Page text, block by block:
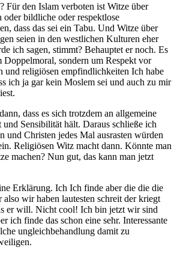
Für den Islam verboten ist Witze über
oder bildliche oder respektlose
dass das sei ein Tabu. Und Witze über
seien in den westlichen Kulturen eher
ich sagen, stimmt? Behauptet er noch. Es
Doppelmoral, sondern um Respekt vor
und religiösen empfindlichkeiten Ich habe
ich ja gar kein Moslem sei und auch zu mir
dass es sich trotzdem an allgemeine
Sensibilität hält. Daraus schließe ich
und Christen jedes Mal ausrasten würden
Religiösen Witz macht dann. Könnte man
machen? Nun gut, das kann man jetzt
Erklärung. Ich Ich finde aber die die die
wir haben lautesten schreit der kriegt
er will. Nicht cool! Ich bin jetzt wir sind
ich finde das schon eine sehr. Interessante
ungleichbehandlung damit zu